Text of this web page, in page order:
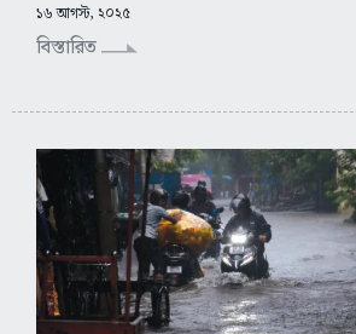
১৬ আগস্ট, ২০২৫
বিস্তারিত